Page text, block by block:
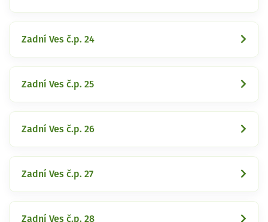
Zadní Ves č.p. 24
Zadní Ves č.p. 25
Zadní Ves č.p. 26
Zadní Ves č.p. 27
Zadní Ves č.p. 28